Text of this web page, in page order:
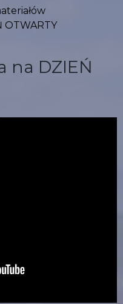
OTWARTY
na DZIEŃ